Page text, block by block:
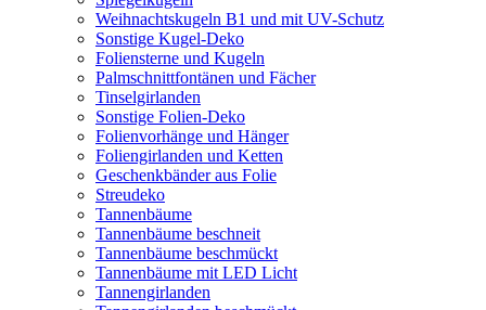
Weihnachtskugeln B1 und mit UV-Schutz
Sonstige Kugel-Deko
Foliensterne und Kugeln
Palmschnittfontänen und Fächer
Tinselgirlanden
Sonstige Folien-Deko
Folienvorhänge und Hänger
Foliengirlanden und Ketten
Geschenkbänder aus Folie
Streudeko
Tannenbäume
Tannenbäume beschneit
Tannenbäume beschmückt
Tannenbäume mit LED Licht
Tannengirlanden